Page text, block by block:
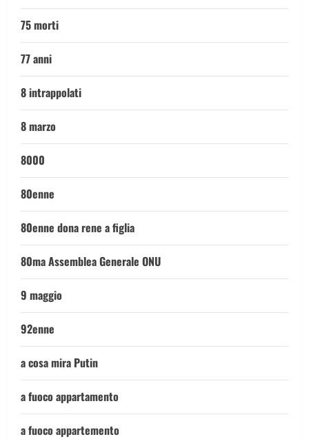
75 morti
77 anni
8 intrappolati
8 marzo
8000
80enne
80enne dona rene a figlia
80ma Assemblea Generale ONU
9 maggio
92enne
a cosa mira Putin
a fuoco appartamento
a fuoco appartemento